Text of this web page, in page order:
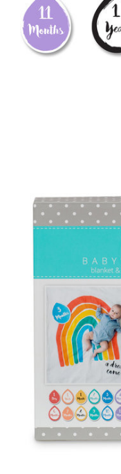
Lulujo
€
Incl. btw